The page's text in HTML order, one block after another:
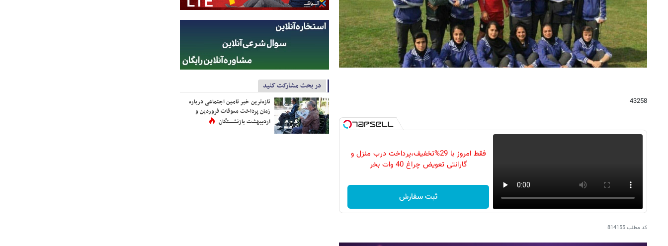
43258
فقط امروز با 29%تخفیف،پرداخت درب منزل و
گارانتی تعویض چراغ 40 وات بخر
ثبت سفارش
کد مطلب814155
در بحث مشارکت کنید
تازه‌ترین خبر تامین اجتماعی درباره
زمان پرداخت معوقات فروردین و
اردیبهشت بازنشستگان